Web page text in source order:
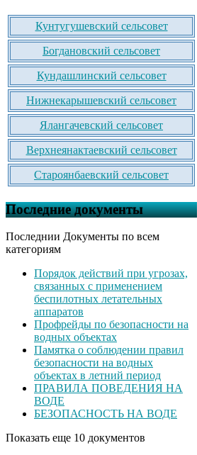
Кунтугушевский сельсовет
Богдановский сельсовет
Кундашлинский сельсовет
Нижнекарышевский сельсовет
Ялангачевский сельсовет
Верхнеянактаевский сельсовет
Староянбаевский сельсовет
Последние документы
Последнии Документы по всем
категориям
Порядок действий при угрозах,
связанных с применением
беспилотных летательных
аппаратов
Профрейды по безопасности на
водных объектах
Памятка о соблюдении правил
безопасности на водных
объектах в летний период
ПРАВИЛА ПОВЕДЕНИЯ НА
ВОДЕ
БЕЗОПАСНОСТЬ НА ВОДЕ
Показать еще 10 документов